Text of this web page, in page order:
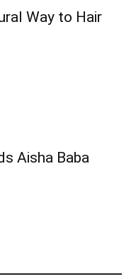
Way to Hair
Aisha Baba